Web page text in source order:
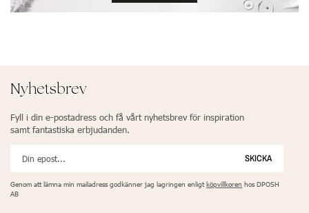
Nyhetsbrev
Fyll i din e-postadress och få vårt nyhetsbrev för inspiration
samt fantastiska erbjudanden.
SKICKA
Genom att lämna min mailadress godkänner jag lagringen enligt köpvillkoren hos DPOSH
AB